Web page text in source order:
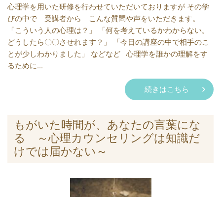
心理学を用いた研修を行わせていただいておりますが その学
びの中で 受講者から こんな質問や声をいただきます。
「こういう人の心理は？」 「何を考えているかわからない。
どうしたら〇〇させれます？」 「今日の講座の中で相手のこ
とが少しわかりました」 などなど 心理学を誰かの理解をす
るために...
続きはこちら
もがいた時間が、あなたの言葉にな
る ～心理カウンセリングは知識だ
けでは届かない～